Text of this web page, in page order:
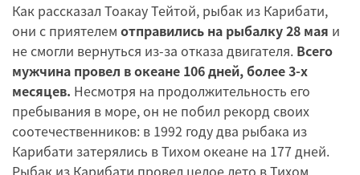
Как рассказал Тоакау Тейтой, рыбак из Карибати,
они с приятелем отправились на рыбалку 28 мая и
не смогли вернуться из-за отказа двигателя. Всего
мужчина провел в океане 106 дней, более 3-х
месяцев. Несмотря на продолжительность его
пребывания в море, он не побил рекорд своих
соотечественников: в 1992 году два рыбака из
Карибати затерялись в Тихом океане на 177 дней.